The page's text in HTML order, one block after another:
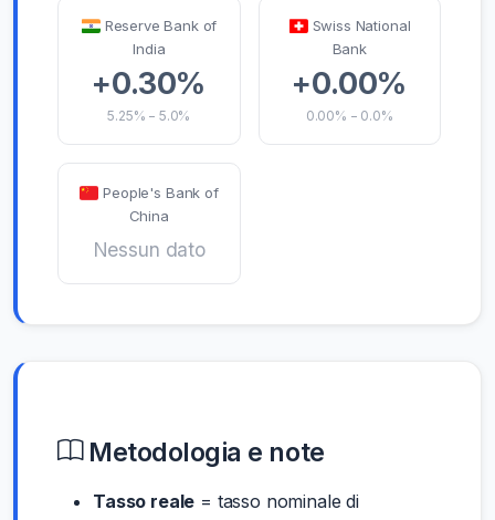
Reserve Bank of
India
+0.30%
5.25% − 5.0%
Swiss National
Bank
+0.00%
0.00% − 0.0%
People's Bank of
China
Nessun dato
Metodologia e note
Tasso reale = tasso nominale di